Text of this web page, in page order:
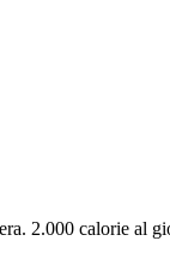
2.000 calorie al